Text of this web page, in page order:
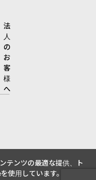
法
人
の
お
客
様
へ
テンツの最適な提供、ト
使用しています。